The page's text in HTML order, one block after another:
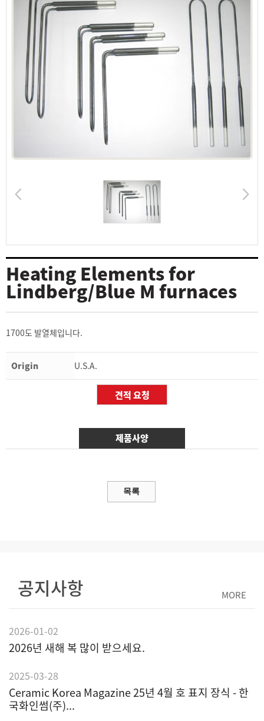
Heating Elements for
Lindberg/Blue M furnaces
1700도 발열체입니다.
Origin U.S.A.
제품사양
공지사항 MORE
2026-01-02
2026년 새해 복 많이 받으세요.
2025-03-28
Ceramic Korea Magazine 25년 4월 호 표지 장식 - 한
국화인썸(주)...